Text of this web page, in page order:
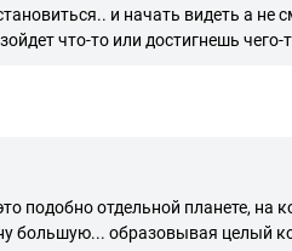
и начать видеть а
что-то или достигнешь чего-
подобно отдельной планете,
большую... образовывая целый